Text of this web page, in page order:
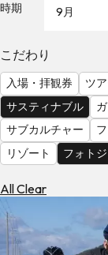
る
時期 9月
こだわり
入場・拝観券 ツ
サスティナブル
サブカルチャー
リゾート
フォト
All Clear